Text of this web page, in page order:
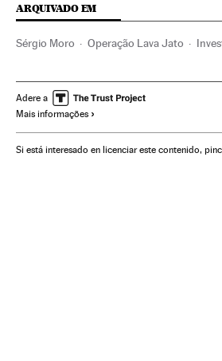
ARQUIVADO EM
Sérgio Moro Operação Lava Jato
Petrobras Financiamento ilegal
Corrupção política Brasil Corrupção
Adere a
Mais informações
Si está interesado en licenciar este contenido,